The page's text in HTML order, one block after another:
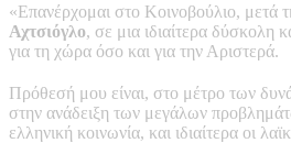
«Επανέρχομαι στο Κοινοβούλιο, μετά
Αχτσιόγλο, σε μια ιδιαίτερα δύσκολη
για τη χώρα όσο και για την Αριστερά.
Πρόθεσή μου είναι, στο μέτρο των
στην ανάδειξη των μεγάλων
ελληνική κοινωνία, και ιδιαίτερα οι